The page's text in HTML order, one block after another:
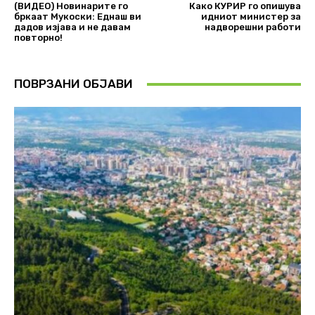
(ВИДЕО) Новинарите го
бркаат Мукоски: Еднаш ви
дадов изјава и не давам
повторно!
Како КУРИР го опишува
идниот министер за
надворешни работи
ПОВРЗАНИ ОБЈАВИ